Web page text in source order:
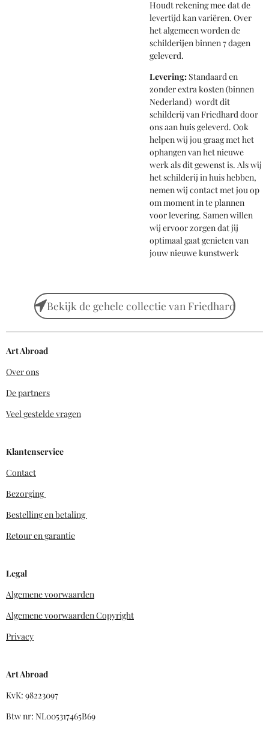
Houdt rekening mee dat de
levertijd kan variëren. Over
het algemeen worden de
schilderijen binnen 7 dagen
geleverd.
Levering: Standaard en
zonder extra kosten (binnen
Nederland) wordt dit
schilderij van Friedhard door
ons aan huis geleverd. Ook
helpen wij jou graag met het
ophangen van het nieuwe
werk als dit gewenst is. Als wij
het schilderij in huis hebben,
nemen wij contact met jou op
om moment in te plannen
voor levering. Samen willen
wij ervoor zorgen dat jij
optimaal gaat genieten van
jouw nieuwe kunstwerk
Bekijk de gehele collectie van Friedhard
Art Abroad
Over ons
De partners
Veel gestelde vragen
Klantenservice
Contact
Bezorging
Bestelling en betaling
Retour en garantie
Legal
Algemene voorwaarden
Algemene voorwaarden Copyright
Privacy
Art Abroad
KvK: 98223097
Btw nr: NL005317465B69